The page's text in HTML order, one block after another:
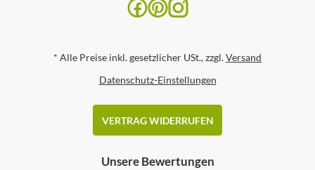
* Alle Preise inkl. gesetzlicher USt., zzgl.Versand
Datenschutz-Einstellungen
VERTRAG WIDERRUFEN
Unsere Bewertungen